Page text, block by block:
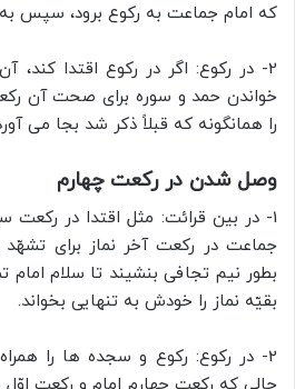
که امام جماعت به رکوع برود، سپس به
2- در رکوع: اگر در رکوع اقتدا کند،
خواندن حمد و سوره براى صحت آن
را همانگونه که قبلاً ذکر شد بجا مى
وصل شدن در رکعت چهارم
1- در بین قرائت: مثل اقتدا در رکعت
جماعت در رکعت آخر نماز براى
بطور نیم تجافی بنشیند تا سلام
بقیّه نماز را خودش به تنهایی بخواند.
2- در رکوع: رکوع و سجده ها را